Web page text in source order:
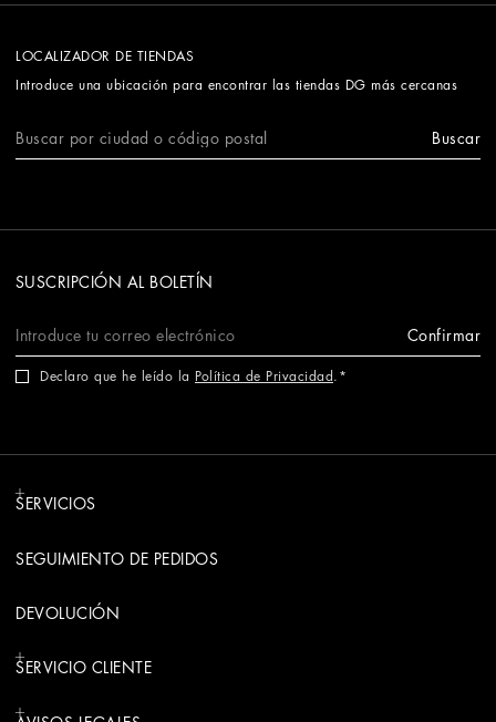
LOCALIZADOR DE TIENDAS
Introduce una ubicación para encontrar las tiendas DG más cercanas
Buscar
SUSCRIPCIÓN AL BOLETÍN
Confirmar
Declaro que he leído la Política de Privacidad .
SERVICIOS
SEGUIMIENTO DE PEDIDOS
DEVOLUCIÓN
SERVICIO CLIENTE